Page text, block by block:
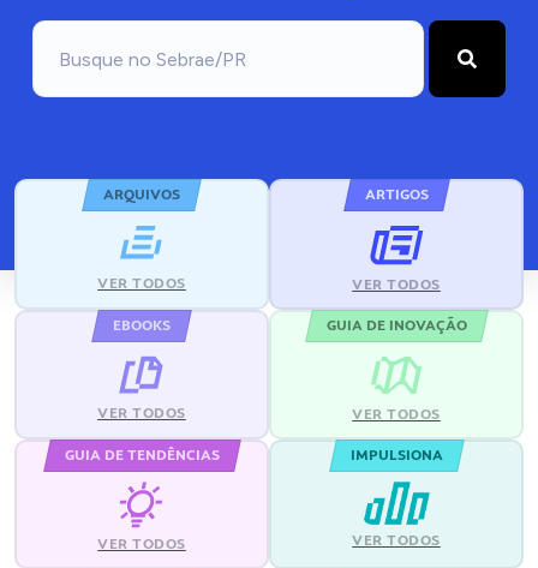
ARQUIVOS
VER TODOS
ARTIGOS
VER TODOS
EBOOKS
VER TODOS
GUIA DE INOVAÇÃO
VER TODOS
GUIA DE TENDÊNCIAS
VER TODOS
IMPULSIONA
VER TODOS